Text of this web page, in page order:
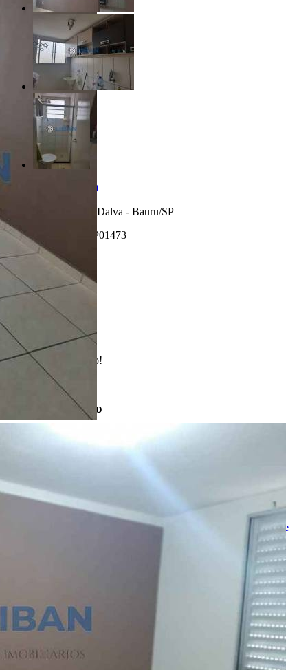
R$ 180.000,00
Jardim Estrela Dalva - Bauru/SP
Referência: AP01473
2 Quartos
1 Banheiro
46.00 m²
Realizado
Enviado com sucesso!
Entre em contato
Mensagem
Ao ENVIAR você concorda com os
Política de
Ligamos para você
Telefone